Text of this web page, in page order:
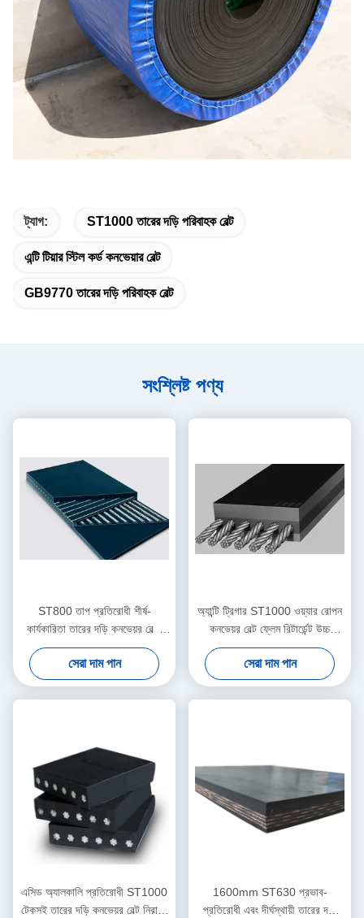
ট্যাগ: ST1000 তারের দড়ি পরিবাহক বেল্ট
এন্টি টিয়ার স্টিল কর্ড কনভেয়ার বেল্ট
GB9770 তারের দড়ি পরিবাহক বেল্ট
সংশ্লিষ্ট পণ্য
ST800 তাপ প্রতিরোধী শীর্ষ-
কার্যকারিতা তারের দড়ি কনভেয়র বেল্ট-
ছিদ্র প্রতিরোধী
সেরা দাম পান
অ্যান্টি ট্রিগার ST1000 ওয়্যার রোপন
কনভেয়র বেল্ট ফ্লেম রিটার্ডেন্ট উচ্চ
তাপমাত্রা
সেরা দাম পান
এসিড অ্যালকালি প্রতিরোধী ST1000
টেকসই তারের দড়ি কনভেয়র বেল্ট নিরাপদ
1600mm ST630 প্রভাব-
প্রতিরোধী এবং দীর্ঘস্থায়ী তারের দড়ি